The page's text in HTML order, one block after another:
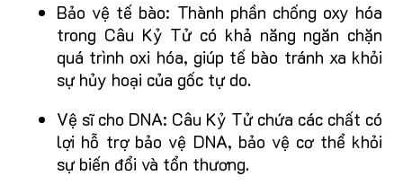
Bảo vệ tế bào: Thành phần chống oxy hóa
trong Câu Kỷ Tử có khả năng ngăn chặn
quá trình oxi hóa, giúp tế bào tránh xa khỏi
sự hủy hoại của gốc tự do.
Vệ sĩ cho DNA: Câu Kỷ Tử chứa các chất có
lợi hỗ trợ bảo vệ DNA, bảo vệ cơ thể khỏi
sự biến đổi và tổn thương.